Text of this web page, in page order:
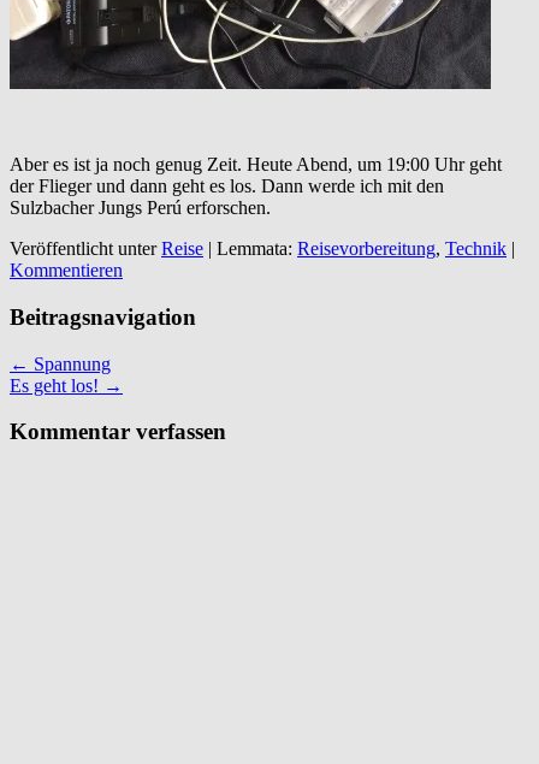
Aber es ist ja noch genug Zeit. Heute Abend, um 19:00 Uhr geht
der Flieger und dann geht es los. Dann werde ich mit den
Sulzbacher Jungs Perú erforschen.
Veröffentlicht unterReise | Lemmata: Reisevorbereitung, Technik |
Kommentieren
Beitragsnavigation
← Spannung
Es geht los! →
Kommentar verfassen